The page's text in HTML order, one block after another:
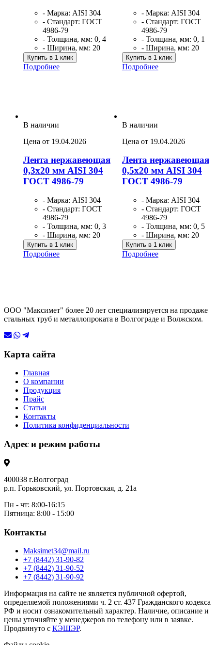
- Марка: AISI 304
- Стандарт: ГОСТ
4986-79
- Толщина, мм: 0, 4
- Ширина, мм: 20
Купить в 1 клик
Подробнее
- Марка: AISI 304
- Стандарт: ГОСТ
4986-79
- Толщина, мм: 0, 1
- Ширина, мм: 20
Купить в 1 клик
Подробнее
В наличии
Цена от 19.04.2026
Лента нержавеющая
0,3х20 мм AISI 304
ГОСТ 4986-79
- Марка: AISI 304
- Стандарт: ГОСТ
4986-79
- Толщина, мм: 0, 3
- Ширина, мм: 20
Купить в 1 клик
Подробнее
В наличии
Цена от 19.04.2026
Лента нержавеющая
0,5х20 мм AISI 304
ГОСТ 4986-79
- Марка: AISI 304
- Стандарт: ГОСТ
4986-79
- Толщина, мм: 0, 5
- Ширина, мм: 20
Купить в 1 клик
Подробнее
ООО "Максимет" более 20 лет специализируется на продаже
стальных труб и металлопроката в Волгограде и Волжском.
Карта сайта
Главная
О компании
Продукция
Прайс
Статьи
Контакты
Политика конфиденциальности
Адрес и режим работы
400038 г.Волгоград
р.п. Горьковский, ул. Портовская, д. 21а
Пн - чт: 8:00-16:15
Пятница: 8:00 - 15:00
Контакты
Maksimet34@mail.ru
+7 (8442) 31-90-82
+7 (8442) 31-90-52
+7 (8442) 31-90-92
Информация на сайте не является публичной офертой,
определяемой положениями ч. 2 ст. 437 Гражданского кодекса
РФ и носит ознакомительный характер. Наличие, описание и
цены уточняйте у менеджеров по телефону или в заявке.
Продвинуто с КЭШЭР.